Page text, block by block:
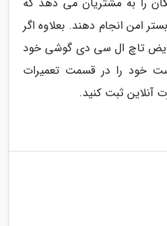
امن انجام دهند. بعلاوه اگر
تاچ ال سی دی گوشی خود
خود را در قسمت تعمیرات
آنلاین ثبت کنید.